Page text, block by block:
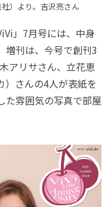
）より。吉沢亮さん
」7月号には、中身
増刊は、今号で創刊3
アリサさん、立花恵
さんの4人が表紙を
た雰囲気の写真で部屋